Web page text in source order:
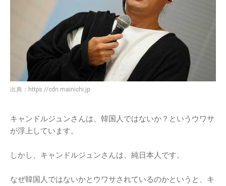
出典： https://cdn.mainichi.jp
キャンドルジュンさんは、韓国人ではないか？というウワサ
が浮上しています。
しかし、キャンドルジュンさんは、純日本人です。
なぜ韓国人ではないかとウワサされているのかというと、キ